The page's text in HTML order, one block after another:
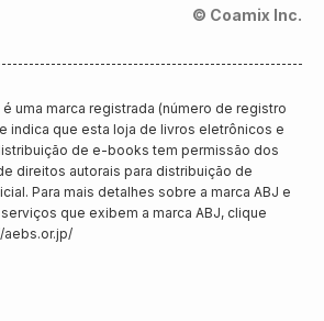
© Coamix Inc.
é uma marca registrada (número de registro
indica que esta loja de livros eletrônicos e
de e-books tem permissão dos
direitos autorais para distribuição de
Para mais detalhes sobre a marca ABJ e
que exibem a marca ABJ, clique
aebs.or.jp/